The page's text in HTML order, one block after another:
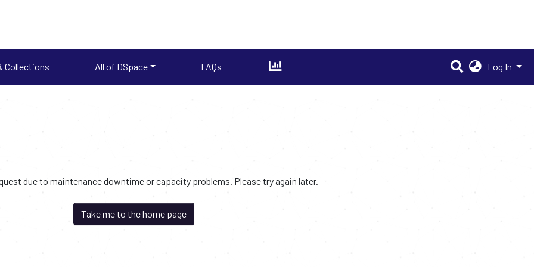
Collections All of DSpace FAQs Log In
due to maintenance downtime or capacity problems. Please try again later.
Take me to the home page